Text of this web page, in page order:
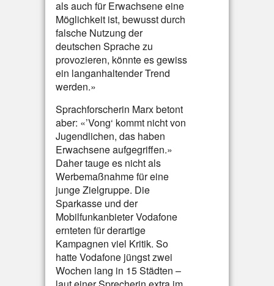
als auch für Erwachsene eine
Möglichkeit ist, bewusst durch
falsche Nutzung der
deutschen Sprache zu
provozieren, könnte es gewiss
ein langanhaltender Trend
werden.»
Sprachforscherin Marx betont
aber: «’Vong‘ kommt nicht von
Jugendlichen, das haben
Erwachsene aufgegriffen.»
Daher tauge es nicht als
Werbemaßnahme für eine
junge Zielgruppe. Die
Sparkasse und der
Mobilfunkanbieter Vodafone
ernteten für derartige
Kampagnen viel Kritik. So
hatte Vodafone jüngst zwei
Wochen lang in 15 Städten –